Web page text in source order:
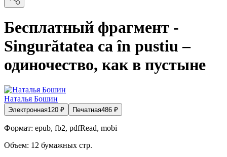
Бесплатный фрагмент -
Singurătatea ca în pustiu –
одиночество, как в пустыне
Наталья Бошин
Электронная120 ₽ Печатная486 ₽
Формат: epub, fb2, pdfRead, mobi
Объем: 12 бумажных стр.